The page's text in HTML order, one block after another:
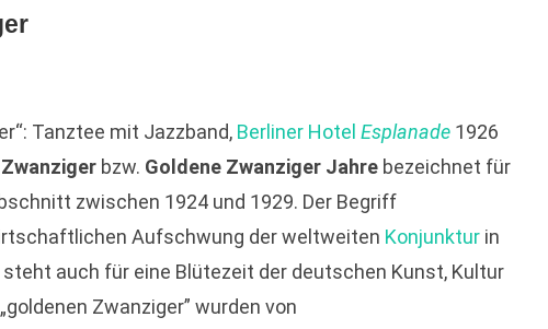
Tanztee mit Jazzband, Berliner Hotel Esplanade1926
bzw. Goldene Zwanziger Jahrebezeichnet für
zwischen 1924 und 1929. Der Begriff
Aufschwung der weltweiten Konjunkturin
auch für eine Blütezeit der deutschen Kunst, Kultur
Zwanziger” wurden von